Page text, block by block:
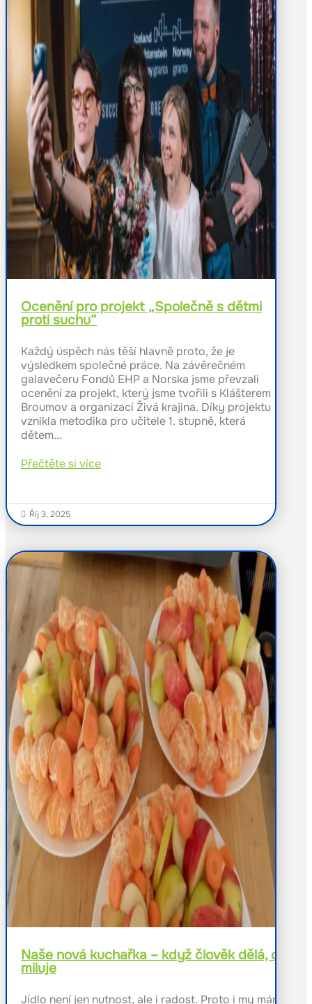
Ocenění pro projekt „Společně s dětmi
proti suchu“
Každý úspěch nás těší hlavně proto, že je
výsledkem společné práce. Na závěrečném
galavečeru Fondů EHP a Norska jsme převzali
ocenění za projekt, který jsme tvořili s Klášterem
Broumov a organizací Živá krajina. Díky projektu
vznikla metodika pro učitele 1. stupně, která
dětem...
Přečtěte si více
 Říj 3, 2025
Naše nová kuchařka – když člověk dělá, co
miluje
Jídlo není jen nutnost, ale i radost. Proto i my máme